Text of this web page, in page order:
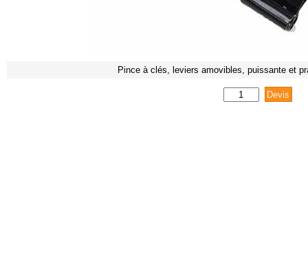
Pince à clés, leviers amovibles, puissante et